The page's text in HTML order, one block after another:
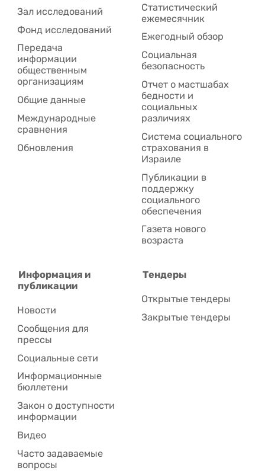
Зал исследований
Фонд исследований
Передача
информации
общественным
организациям
Общие данные
Международные
сравнения
Обновления
Статистический
ежемесячник
Ежегодный обзор
Социальная
безопасность
Отчет о мастшабах
бедности и
социальных
различиях
Система социального
страхования в
Израиле
Публикации в
поддержку
социального
обеспечения
Газета нового
возраста
Информация и
публикации
Новости
Сообщения для
прессы
Социальные сети
Информационные
бюллетени
Закон о доступности
информации
Видео
Часто задаваемые
вопросы
Тендеры
Открытые тендеры
Закрытые тендеры